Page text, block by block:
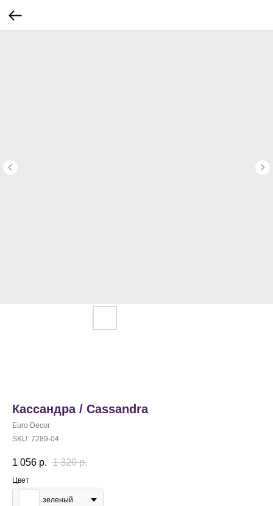
Кассандра / Cassandra
Euro Decor
SKU: 7289-04
1 056 р. 1 320 р.
Цвет
зеленый